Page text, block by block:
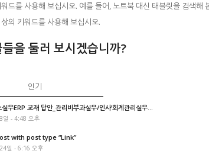
드를 사용해 보십시오. 예를 들어, 노트북 대신 태블릿을 검색해
의 키워드를 사용해 보십시오.
을 둘러 보시겠습니까?
인기
무ERP 교재 답안_관리비부과실무/인사’회계관리실무...
일 - 4:48 오후
with post type “Link”
일 - 6:16 오후